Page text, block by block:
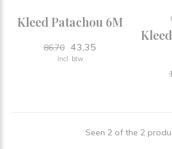
Kleed Patachou 6M
86,70 43,35
Incl. btw
Seen 2 of the 2